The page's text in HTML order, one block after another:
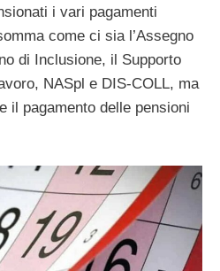
i vari pagamenti
come ci sia l’Assegno
di Inclusione, il Supporto
NASpl e DIS-COLL, ma
il pagamento delle pensioni